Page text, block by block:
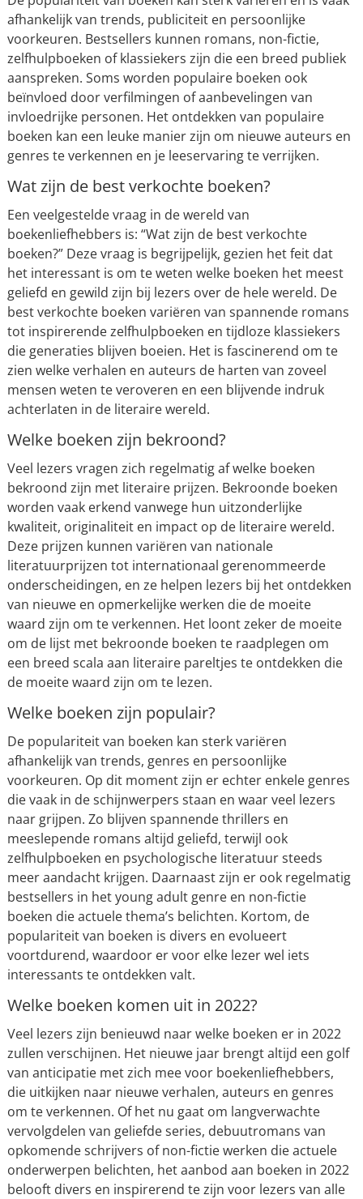
afhankelijk van trends, publiciteit en persoonlijke
voorkeuren. Bestsellers kunnen romans, non-fictie,
zelfhulpboeken of klassiekers zijn die een breed publiek
aanspreken. Soms worden populaire boeken ook
beïnvloed door verfilmingen of aanbevelingen van
invloedrijke personen. Het ontdekken van populaire
boeken kan een leuke manier zijn om nieuwe auteurs en
genres te verkennen en je leeservaring te verrijken.
Wat zijn de best verkochte boeken?
Een veelgestelde vraag in de wereld van
boekenliefhebbers is: “Wat zijn de best verkochte
boeken?” Deze vraag is begrijpelijk, gezien het feit dat
het interessant is om te weten welke boeken het meest
geliefd en gewild zijn bij lezers over de hele wereld. De
best verkochte boeken variëren van spannende romans
tot inspirerende zelfhulpboeken en tijdloze klassiekers
die generaties blijven boeien. Het is fascinerend om te
zien welke verhalen en auteurs de harten van zoveel
mensen weten te veroveren en een blijvende indruk
achterlaten in de literaire wereld.
Welke boeken zijn bekroond?
Veel lezers vragen zich regelmatig af welke boeken
bekroond zijn met literaire prijzen. Bekroonde boeken
worden vaak erkend vanwege hun uitzonderlijke
kwaliteit, originaliteit en impact op de literaire wereld.
Deze prijzen kunnen variëren van nationale
literatuurprijzen tot internationaal gerenommeerde
onderscheidingen, en ze helpen lezers bij het ontdekken
van nieuwe en opmerkelijke werken die de moeite
waard zijn om te verkennen. Het loont zeker de moeite
om de lijst met bekroonde boeken te raadplegen om
een breed scala aan literaire pareltjes te ontdekken die
de moeite waard zijn om te lezen.
Welke boeken zijn populair?
De populariteit van boeken kan sterk variëren
afhankelijk van trends, genres en persoonlijke
voorkeuren. Op dit moment zijn er echter enkele genres
die vaak in de schijnwerpers staan en waar veel lezers
naar grijpen. Zo blijven spannende thrillers en
meeslepende romans altijd geliefd, terwijl ook
zelfhulpboeken en psychologische literatuur steeds
meer aandacht krijgen. Daarnaast zijn er ook regelmatig
bestsellers in het young adult genre en non-fictie
boeken die actuele thema’s belichten. Kortom, de
populariteit van boeken is divers en evolueert
voortdurend, waardoor er voor elke lezer wel iets
interessants te ontdekken valt.
Welke boeken komen uit in 2022?
Veel lezers zijn benieuwd naar welke boeken er in 2022
zullen verschijnen. Het nieuwe jaar brengt altijd een golf
van anticipatie met zich mee voor boekenliefhebbers,
die uitkijken naar nieuwe verhalen, auteurs en genres
om te verkennen. Of het nu gaat om langverwachte
vervolgdelen van geliefde series, debuutromans van
opkomende schrijvers of non-fictie werken die actuele
onderwerpen belichten, het aanbod aan boeken in 2022
belooft divers en inspirerend te zijn voor lezers van alle